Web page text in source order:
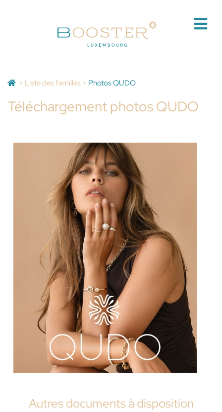
> Liste des familles > Photos QUDO
Téléchargement photos QUDO
Autres documents à disposition